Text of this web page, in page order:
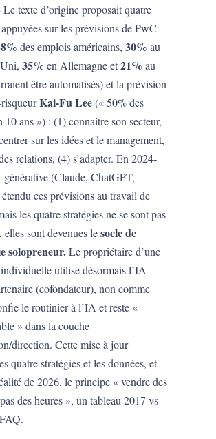
Le texte d’origine proposait quatre
sur les prévisions de PwC
des emplois américains,30% au
Uni,35% en Allemagne et21% au
être automatisés) et la prévision
Kai-Fu Lee(« 50% des
10 ans ») : (1) connaître son secteur,
sur les idées et le management,
relations, (4) s’adapter. En 2024-
(Claude, ChatGPT,
ces prévisions au travail de
les quatre stratégies ne se sont pas
elles sont devenues lesocle de
solopreneur.Le propriétaire d’une
utilise désormais l’IA
(cofondateur), non comme
le routinier à l’IA et reste «
» dans la couche
direction. Cette mise à jour
quatre stratégies et les données, et
de 2026, le principe « vendre des
des heures », un tableau 2017 vs